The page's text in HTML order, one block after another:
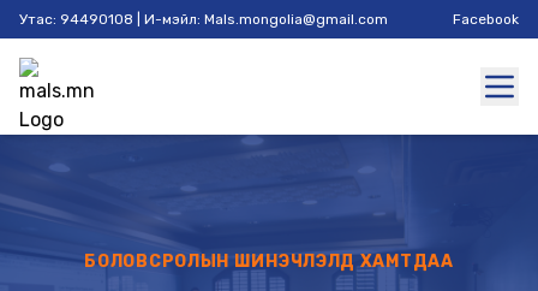
Утас: 94490108 | И-мэйл: Mals.mongolia@gmail.com Facebook
БОЛОВСРОЛЫН ШИНЭЧЛЭЛД ХАМТДАА